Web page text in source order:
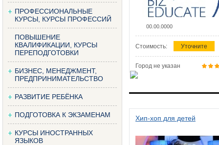
ПРОФЕССИОНАЛЬНЫЕ
КУРСЫ, КУРСЫ ПРОФЕССИЙ
ПОВЫШЕНИЕ
КВАЛИФИКАЦИИ, КУРСЫ
ПЕРЕПОДГОТОВКИ
БИЗНЕС, МЕНЕДЖМЕНТ,
ПРЕДПРИНИМАТЕЛЬСТВО
РАЗВИТИЕ РЕБЁНКА
ПОДГОТОВКА К ЭКЗАМЕНАМ
КУРСЫ ИНОСТРАННЫХ
ЯЗЫКОВ
00.00.0000
Стоимость: Уточните
Город не указан
Хип-хоп для детей